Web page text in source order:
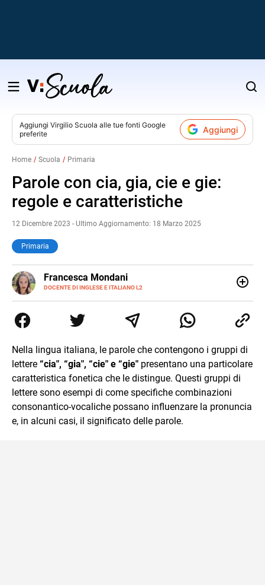
Salta
contenuto
Aggiungi Virgilio Scuola alle tue fonti Google
preferite
Aggiungi
Home Scuola Primaria
Parole con cia, gia, cie e gie:
regole e caratteristiche
12 Dicembre 2023 - Ultimo Aggiornamento: 18 Marzo 2025
Primaria
Francesca Mondani
DOCENTE DI INGLESE E ITALIANO L2
LINKEDIN
INSTAGRAM
secondaria di secondo grado. Mi occupo inoltre di
traduzioni, SEO Onsite e contenuti per il web. Amo i saggi
della sintesi.
Nella lingua italiana, le parole che contengono i gruppi di
lettere “cia", “gia", “cie" e “gie" presentano una particolare
caratteristica fonetica che le distingue. Questi gruppi di
lettere sono esempi di come specifiche combinazioni
consonantico-vocaliche possano influenzare la pronuncia
e, in alcuni casi, il significato delle parole.